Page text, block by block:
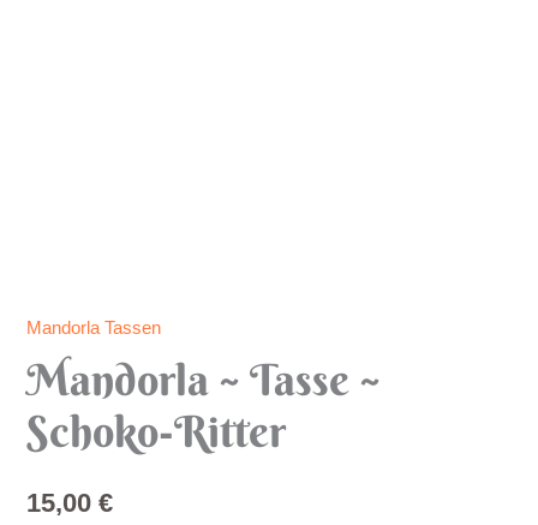
Mandorla Tassen
Mandorla ~ Tasse ~
Schoko-Ritter
15,00€